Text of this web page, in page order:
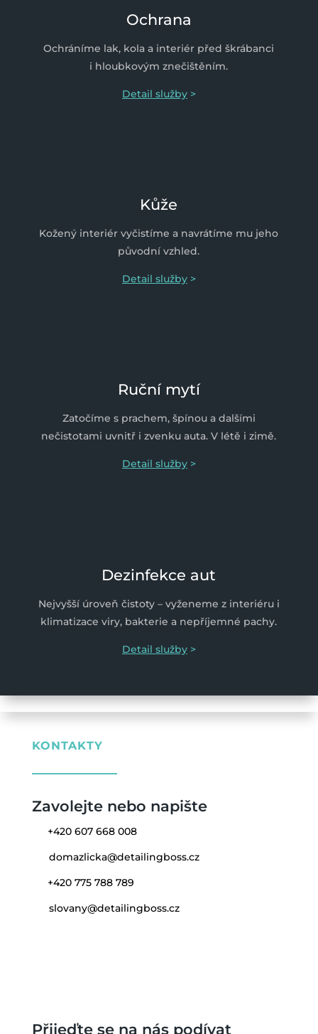
Ochrana
Ochráníme lak, kola a interiér před škrábanci
i hloubkovým znečištěním.
Detail služby>
Kůže
Kožený interiér vyčistíme a navrátíme mu jeho
původní vzhled.
Detail služby>
Ruční mytí
Zatočíme s prachem, špínou a dalšími
nečistotami uvnitř i zvenku auta. V létě i zimě.
Detail služby>
Dezinfekce aut
Nejvyšší úroveň čistoty – vyženeme z interiéru i
klimatizace viry, bakterie a nepříjemné pachy.
Detail služby>
KONTAKTY
Zavolejte nebo napište
+420 607 668 008
domazlicka@detailingboss.cz
+420 775 788 789
slovany@detailingboss.cz
Přijeďte se na nás podívat